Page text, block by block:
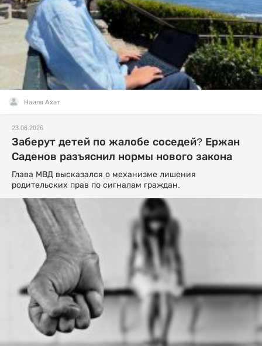
Наиля Ахат
23.06.2026
Заберут детей по жалобе соседей? Ержан
Саденов разъяснил нормы нового закона
Глава МВД высказался о механизме лишения
родительских прав по сигналам граждан.